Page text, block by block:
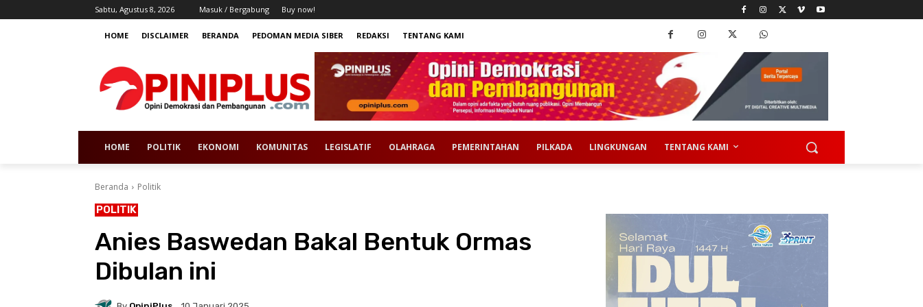
Sabtu, Agustus 8, 2026 Masuk / Bergabung Buy now!
HOME DISCLAIMER BERANDA PEDOMAN MEDIA SIBER REDAKSI TENTANG KAMI
HOME POLITIK EKONOMI KOMUNITAS LEGISLATIF OLAHRAGA PEMERINTAHAN PILKADA LINGKUNGAN TENTANG KAMI
Beranda Politik
POLITIK
Anies Baswedan Bakal Bentuk Ormas
Dibulan ini